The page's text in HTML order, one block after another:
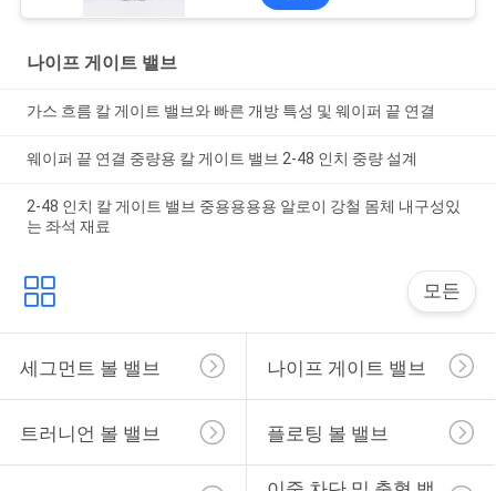
나이프 게이트 밸브
가스 흐름 칼 게이트 밸브와 빠른 개방 특성 및 웨이퍼 끝 연결
웨이퍼 끝 연결 중량용 칼 게이트 밸브 2-48 인치 중량 설계
2-48 인치 칼 게이트 밸브 중용용용용 알로이 강철 몸체 내구성있
는 좌석 재료
모든
세그먼트 볼 밸브 나이프 게이트 밸브
트러니언 볼 밸브 플로팅 볼 밸브